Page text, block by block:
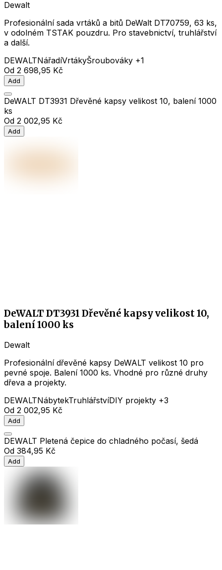
Dewalt
Profesionální sada vrtáků a bitů DeWalt DT70759, 63 ks,
v odolném TSTAK pouzdru. Pro stavebnictví, truhlářství
a další.
DEWALTNářadíVrtákyŠroubováky +1
Od 2 698,95 Kč
Add
DeWALT DT3931 Dřevěné kapsy velikost 10, balení 1000
ks
Od 2 002,95 Kč
Add
DeWALT DT3931 Dřevěné kapsy velikost 10,
balení 1000 ks
Dewalt
Profesionální dřevěné kapsy DeWALT velikost 10 pro
pevné spoje. Balení 1000 ks. Vhodné pro různé druhy
dřeva a projekty.
DEWALTNábytekTruhlářstvíDIY projekty +3
Od 2 002,95 Kč
Add
DEWALT Pletená čepice do chladného počasí, šedá
Od 384,95 Kč
Add